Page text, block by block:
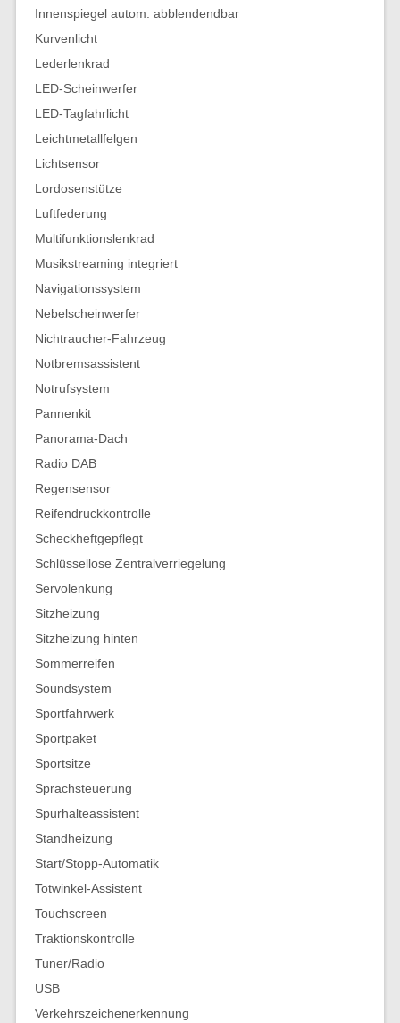
Innenspiegel autom. abblendendbar
Kurvenlicht
Lederlenkrad
LED-Scheinwerfer
LED-Tagfahrlicht
Leichtmetallfelgen
Lichtsensor
Lordosenstütze
Luftfederung
Multifunktionslenkrad
Musikstreaming integriert
Navigationssystem
Nebelscheinwerfer
Nichtraucher-Fahrzeug
Notbremsassistent
Notrufsystem
Pannenkit
Panorama-Dach
Radio DAB
Regensensor
Reifendruckkontrolle
Scheckheftgepflegt
Schlüssellose Zentralverriegelung
Servolenkung
Sitzheizung
Sitzheizung hinten
Sommerreifen
Soundsystem
Sportfahrwerk
Sportpaket
Sportsitze
Sprachsteuerung
Spurhalteassistent
Standheizung
Start/Stopp-Automatik
Totwinkel-Assistent
Touchscreen
Traktionskontrolle
Tuner/Radio
USB
Verkehrszeichenerkennung